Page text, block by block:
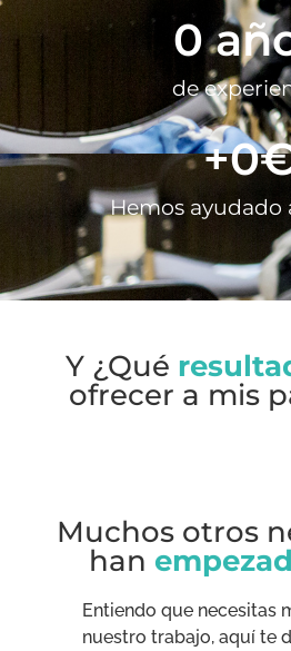
de
0
Hemos ayudado
+0
Y ¿Qué
ofrecer a mis
Muchos otros
han
Entiendo que necesitas
nuestro trabajo, aquí te